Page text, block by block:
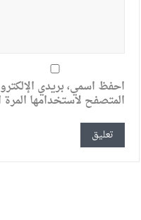
احفظ اسمي، بريدي
المتصفح لاستخدامها المرة